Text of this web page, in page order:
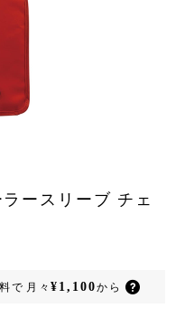
ースリーブ チェ
で 月々¥1,100から